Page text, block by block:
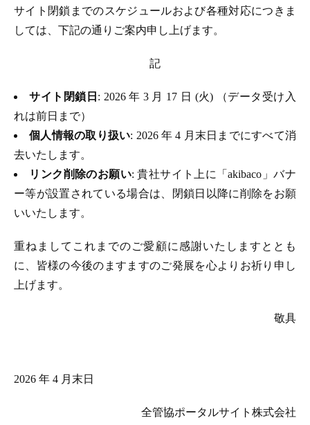
サイト閉鎖までのスケジュールおよび各種対応につきま
しては、下記の通りご案内申し上げます。
記
サイト閉鎖日 : 2026 年 3 月 17 日 (火) （データ受け入
れは前日まで）
個人情報の取り扱い: 2026 年 4 月末日までにすべて消
去いたします。
リンク削除のお願い: 貴社サイト上に「akibaco」バナ
ー等が設置されている場合は、閉鎖日以降に削除をお願
いいたします。
重ねましてこれまでのご愛顧に感謝いたしますととも
に、皆様の今後のますますのご発展を心よりお祈り申し
上げます。
敬具
2026 年 4 月末日
全管協ポータルサイト株式会社